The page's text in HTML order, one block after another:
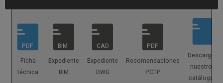
Versión suelo-suelo y suelo-pared
con rodapié
PDF
Ficha
técnica
BIM
Expediente
BIM
CAD
Expediente
DWG
PDF
Recomendaciones
PCTP
Descargue
nuestros
catálogos